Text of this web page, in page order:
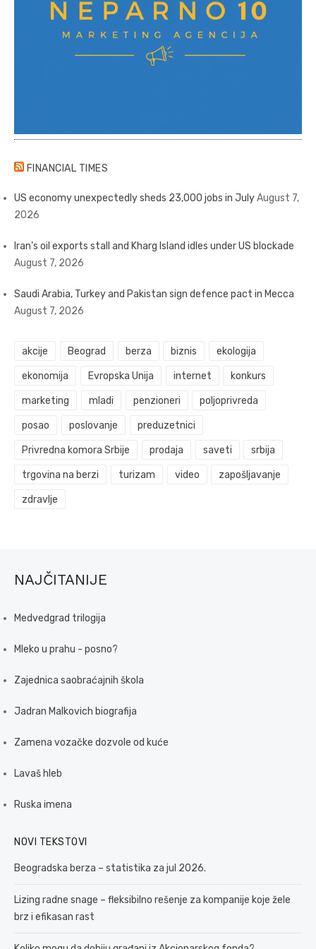
FINANCIAL TIMES
US economy unexpectedly sheds 23,000 jobs in JulyAugust 7,
2026
Iran’s oil exports stall and Kharg Island idles under US blockade
August 7, 2026
Saudi Arabia, Turkey and Pakistan sign defence pact in Mecca
August 7, 2026
akcije Beograd berza biznis ekologija
ekonomija Evropska Unija internet konkurs
marketing mladi penzioneri poljoprivreda
posao poslovanje preduzetnici
Privredna komora Srbije prodaja saveti srbija
trgovina na berzi turizam video zapošljavanje
zdravlje
NAJČITANIJE
Medvedgrad trilogija
Mleko u prahu - posno?
Zajednica saobraćajnih škola
Jadran Malkovich biografija
Zamena vozačke dozvole od kuće
Lavaš hleb
Ruska imena
NOVI TEKSTOVI
Beogradska berza – statistika za jul 2026.
Lizing radne snage – fleksibilno rešenje za kompanije koje žele
brz i efikasan rast